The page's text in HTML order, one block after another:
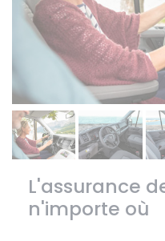
L'assurance
n'importe où